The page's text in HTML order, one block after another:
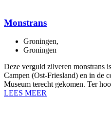
Monstrans
Groningen,
Groningen
Deze verguld zilveren monstrans
Campen (Ost-Friesland) en in de
Museum terecht gekomen. Ter
LEES MEER